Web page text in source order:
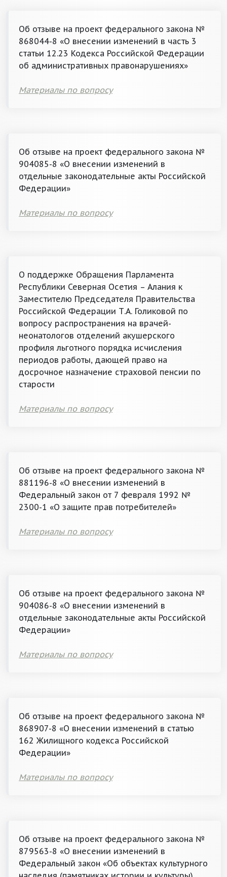
Об отзыве на проект федерального закона №
868044-8 «О внесении изменений в часть 3
статьи 12.23 Кодекса Российской Федерации
об административных правонарушениях»
Материалы по вопросу
Об отзыве на проект федерального закона №
904085-8 «О внесении изменений в
отдельные законодательные акты Российской
Федерации»
Материалы по вопросу
О поддержке Обращения Парламента
Республики Северная Осетия – Алания к
Заместителю Председателя Правительства
Российской Федерации Т.А. Голиковой по
вопросу распространения на врачей-
неонатологов отделений акушерского
профиля льготного порядка исчисления
периодов работы, дающей право на
досрочное назначение страховой пенсии по
старости
Материалы по вопросу
Об отзыве на проект федерального закона №
881196-8 «О внесении изменений в
Федеральный закон от 7 февраля 1992 №
2300-1 «О защите прав потребителей»
Материалы по вопросу
Об отзыве на проект федерального закона №
904086-8 «О внесении изменений в
отдельные законодательные акты Российской
Федерации»
Материалы по вопросу
Об отзыве на проект федерального закона №
868907-8 «О внесении изменений в статью
162 Жилищного кодекса Российской
Федерации»
Материалы по вопросу
Об отзыве на проект федерального закона №
879563-8 «О внесении изменений в
Федеральный закон «Об объектах культурного